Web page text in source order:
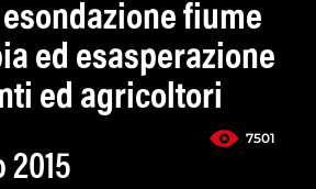
fiume
ed esasperazione
ed agricoltori
7501
2015